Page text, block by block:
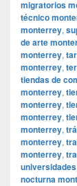
migratorios
técnico
monterrey,
de arte
monterrey,
monterrey,
tiendas de
monterrey,
monterrey,
monterrey,
monterrey,
monterrey,
monterrey,
nocturna